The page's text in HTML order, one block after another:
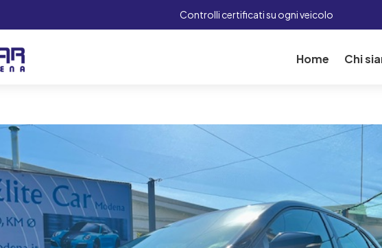
Controlli certificati su ogni veicolo
Home Chi